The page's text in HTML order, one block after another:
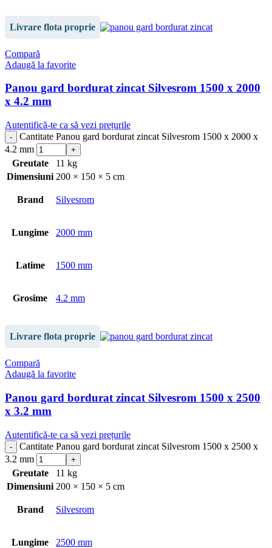
Livrare flota proprie
Compară
Adaugă la favorite
Panou gard bordurat zincat Silvesrom 1500 x 2000
x 4.2 mm
Autentifică-te ca să vezi prețurile
Cantitate Panou gard bordurat zincat Silvesrom 1500 x 2000 x
4.2 mm
Greutate
11 kg
Dimensiuni 200 × 150 × 5 cm
Brand Silvesrom
Lungime 2000 mm
Latime 1500 mm
Grosime 4.2 mm
Livrare flota proprie
Compară
Adaugă la favorite
Panou gard bordurat zincat Silvesrom 1500 x 2500
x 3.2 mm
Autentifică-te ca să vezi prețurile
Cantitate Panou gard bordurat zincat Silvesrom 1500 x 2500 x
3.2 mm
Greutate
11 kg
Dimensiuni 200 × 150 × 5 cm
Brand Silvesrom
Lungime 2500 mm